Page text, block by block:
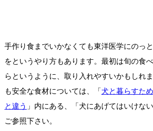
手作り食までいかなくても東洋医学にのっ
をというやり方もあります。最初は旬の食
らというように、取り入れやすいかもしれ
も安全な食材については、「犬と暮らすた
と違う 」内にある、「犬にあげてはいけな
ご参照下さい。